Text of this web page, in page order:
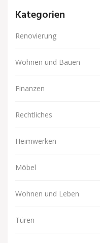
Kategorien
Renovierung
Wohnen und Bauen
Finanzen
Rechtliches
Heimwerken
Möbel
Wohnen und Leben
Türen